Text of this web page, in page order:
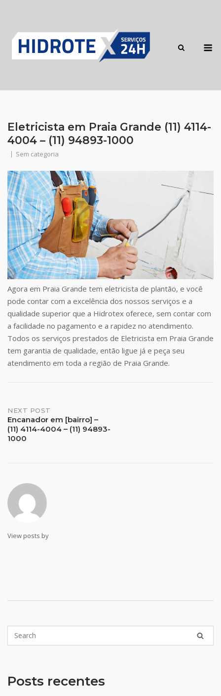
content
Eletricista em Praia Grande (11) 4114-
4004 – (11) 94893-1000
Sem categoria
Agora em Praia Grande tem eletricista de plantão, e você
pode contar com a excelência dos nossos serviços e a
qualidade superior que a Hidrotex oferece, sem contar com
a facilidade no pagamento e a rapidez no atendimento.
Todos os serviços prestados de Eletricista em Praia Grande
tem garantia de qualidade, então ligue já e peça seu
atendimento em toda a região de Praia Grande.
Post
navigation
NEXT POST
Encanador em [bairro] –
(11) 4114-4004 – (11) 94893-
1000
View posts by
Posts recentes